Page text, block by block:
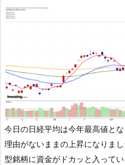
今日の日経平均は今年最高値と
理由がないままの上昇になりま
型銘柄に資金がドカッと入って